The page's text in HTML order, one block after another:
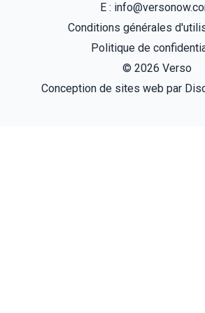
E :
Conditions générales
Politique de
© 2026 Verso
Conception de sites web par